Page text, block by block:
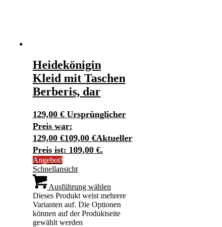
Heidekönigin
Kleid mit Taschen
Berberis, dar
129,00 € Ursprünglicher
Preis war:
129,00 €109,00 €Aktueller
Preis ist: 109,00 €.
Angebot!
Schnellansicht
Ausführung wählen
Dieses Produkt weist mehrere
Varianten auf. Die Optionen
können auf der Produktseite
gewählt werden